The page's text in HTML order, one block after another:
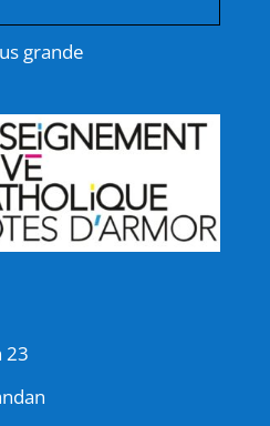
grande
23